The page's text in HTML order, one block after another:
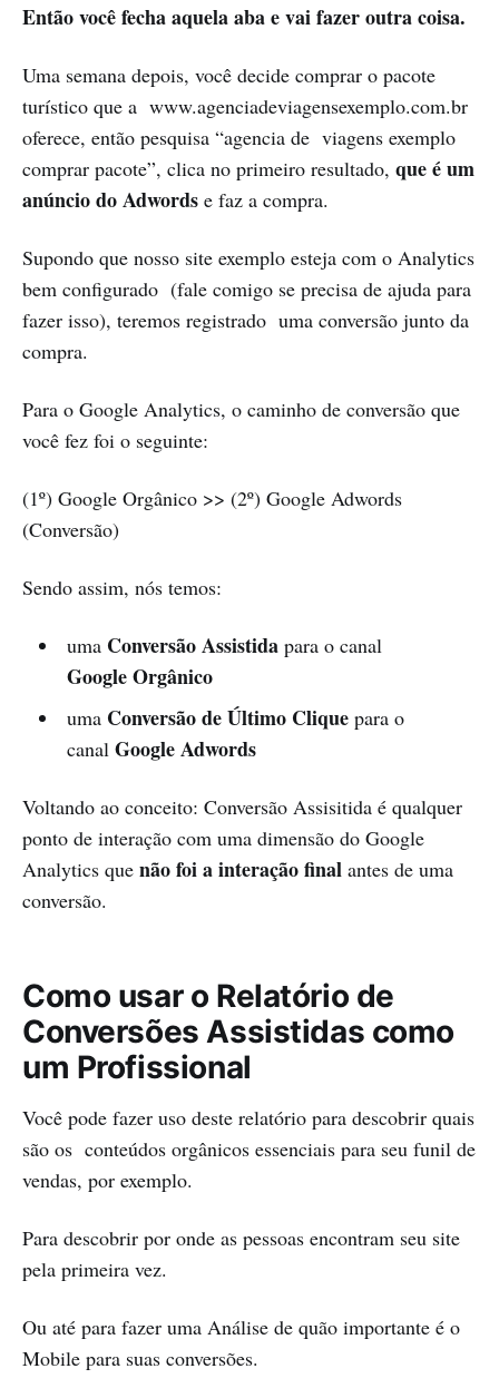
Então você fecha aquela aba e vai fazer outra coisa.
Uma semana depois, você decide comprar o pacote
turístico que a www.agenciadeviagensexemplo.com.br
oferece, então pesquisa “agencia de viagens exemplo
comprar pacote”, clica no primeiro resultado, que é um
anúncio do Adwords e faz a compra.
Supondo que nosso site exemplo esteja com o Analytics
bem configurado (fale comigo se precisa de ajuda para
fazer isso), teremos registrado uma conversão junto da
compra.
Para o Google Analytics, o caminho de conversão que
você fez foi o seguinte:
(1º) Google Orgânico >> (2º) Google Adwords
(Conversão)
Sendo assim, nós temos:
uma Conversão Assistidapara o canal
Google Orgânico
uma Conversão de Último Cliquepara o
canal Google Adwords
Voltando ao conceito: Conversão Assisitida é qualquer
ponto de interação com uma dimensão do Google
Analytics que não foi a interação final antes de uma
conversão.
Como usar o Relatório de
Conversões Assistidas como
um Profissional
Você pode fazer uso deste relatório para descobrir quais
são os conteúdos orgânicos essenciais para seu funil de
vendas, por exemplo.
Para descobrir por onde as pessoas encontram seu site
pela primeira vez.
Ou até para fazer uma Análise de quão importante é o
Mobile para suas conversões.